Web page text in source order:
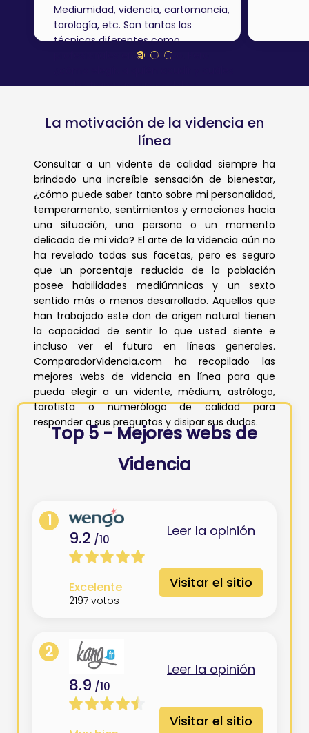
Mediumidad, videncia, cartomancia,
tarología, etc. Son tantas las
técnicas diferentes como
profesionales en el campo. Pero
son las trampas que se deben
realizamos en las diferentes
plataformas y elija a su experto con
La motivación de la videncia en
línea
Consultar a un vidente de calidad siempre ha
brindado una increíble sensación de bienestar,
¿cómo puede saber tanto sobre mi personalidad,
temperamento, sentimientos y emociones hacia
una situación, una persona o un momento
delicado de mi vida? El arte de la videncia aún no
ha revelado todas sus facetas, pero es seguro
que un porcentaje reducido de la población
posee habilidades mediúmnicas y un sexto
sentido más o menos desarrollado. Aquellos que
han trabajado este don de origen natural tienen
la capacidad de sentir lo que usted siente e
incluso ver el futuro en líneas generales.
ComparadorVidencia.com ha recopilado las
mejores webs de videncia en línea para que
pueda elegir a un vidente, médium, astrólogo,
tarotista o numerólogo de calidad para
responder a sus preguntas y disipar sus dudas.
Top 5 - Mejores webs de
Videncia
1
9.2 /10
Excelente
2197 votos
Leer la opinión
Visitar el sitio
2
8.9 /10
Leer la opinión
Visitar el sitio